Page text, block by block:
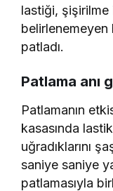
lastiği, şişirilme
patladı.
Patlama anı
Patlamanın
kasasında
uğradıklarını
saniye saniye
patlamasıyla